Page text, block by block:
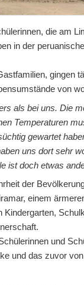
die am
in der
gingen
von
als bei uns. Die
Temperaturen
gewartet
uns dort sehr
ist doch etwas
der
einem
und
und das zuvor